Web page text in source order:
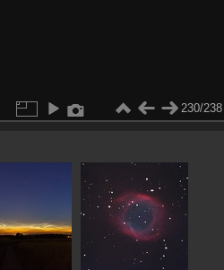
230/238